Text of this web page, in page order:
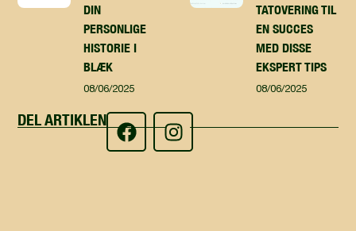
DIN
PERSONLIGE
HISTORIE I
BLÆK
08/06/2025
TATOVERING TIL
EN SUCCES
MED DISSE
EKSPERT TIPS
08/06/2025
DEL ARTIKLEN